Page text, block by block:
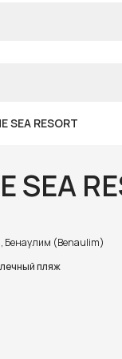
SEA RESORT
SEA
Бенаулим (Benaulim)
пляж